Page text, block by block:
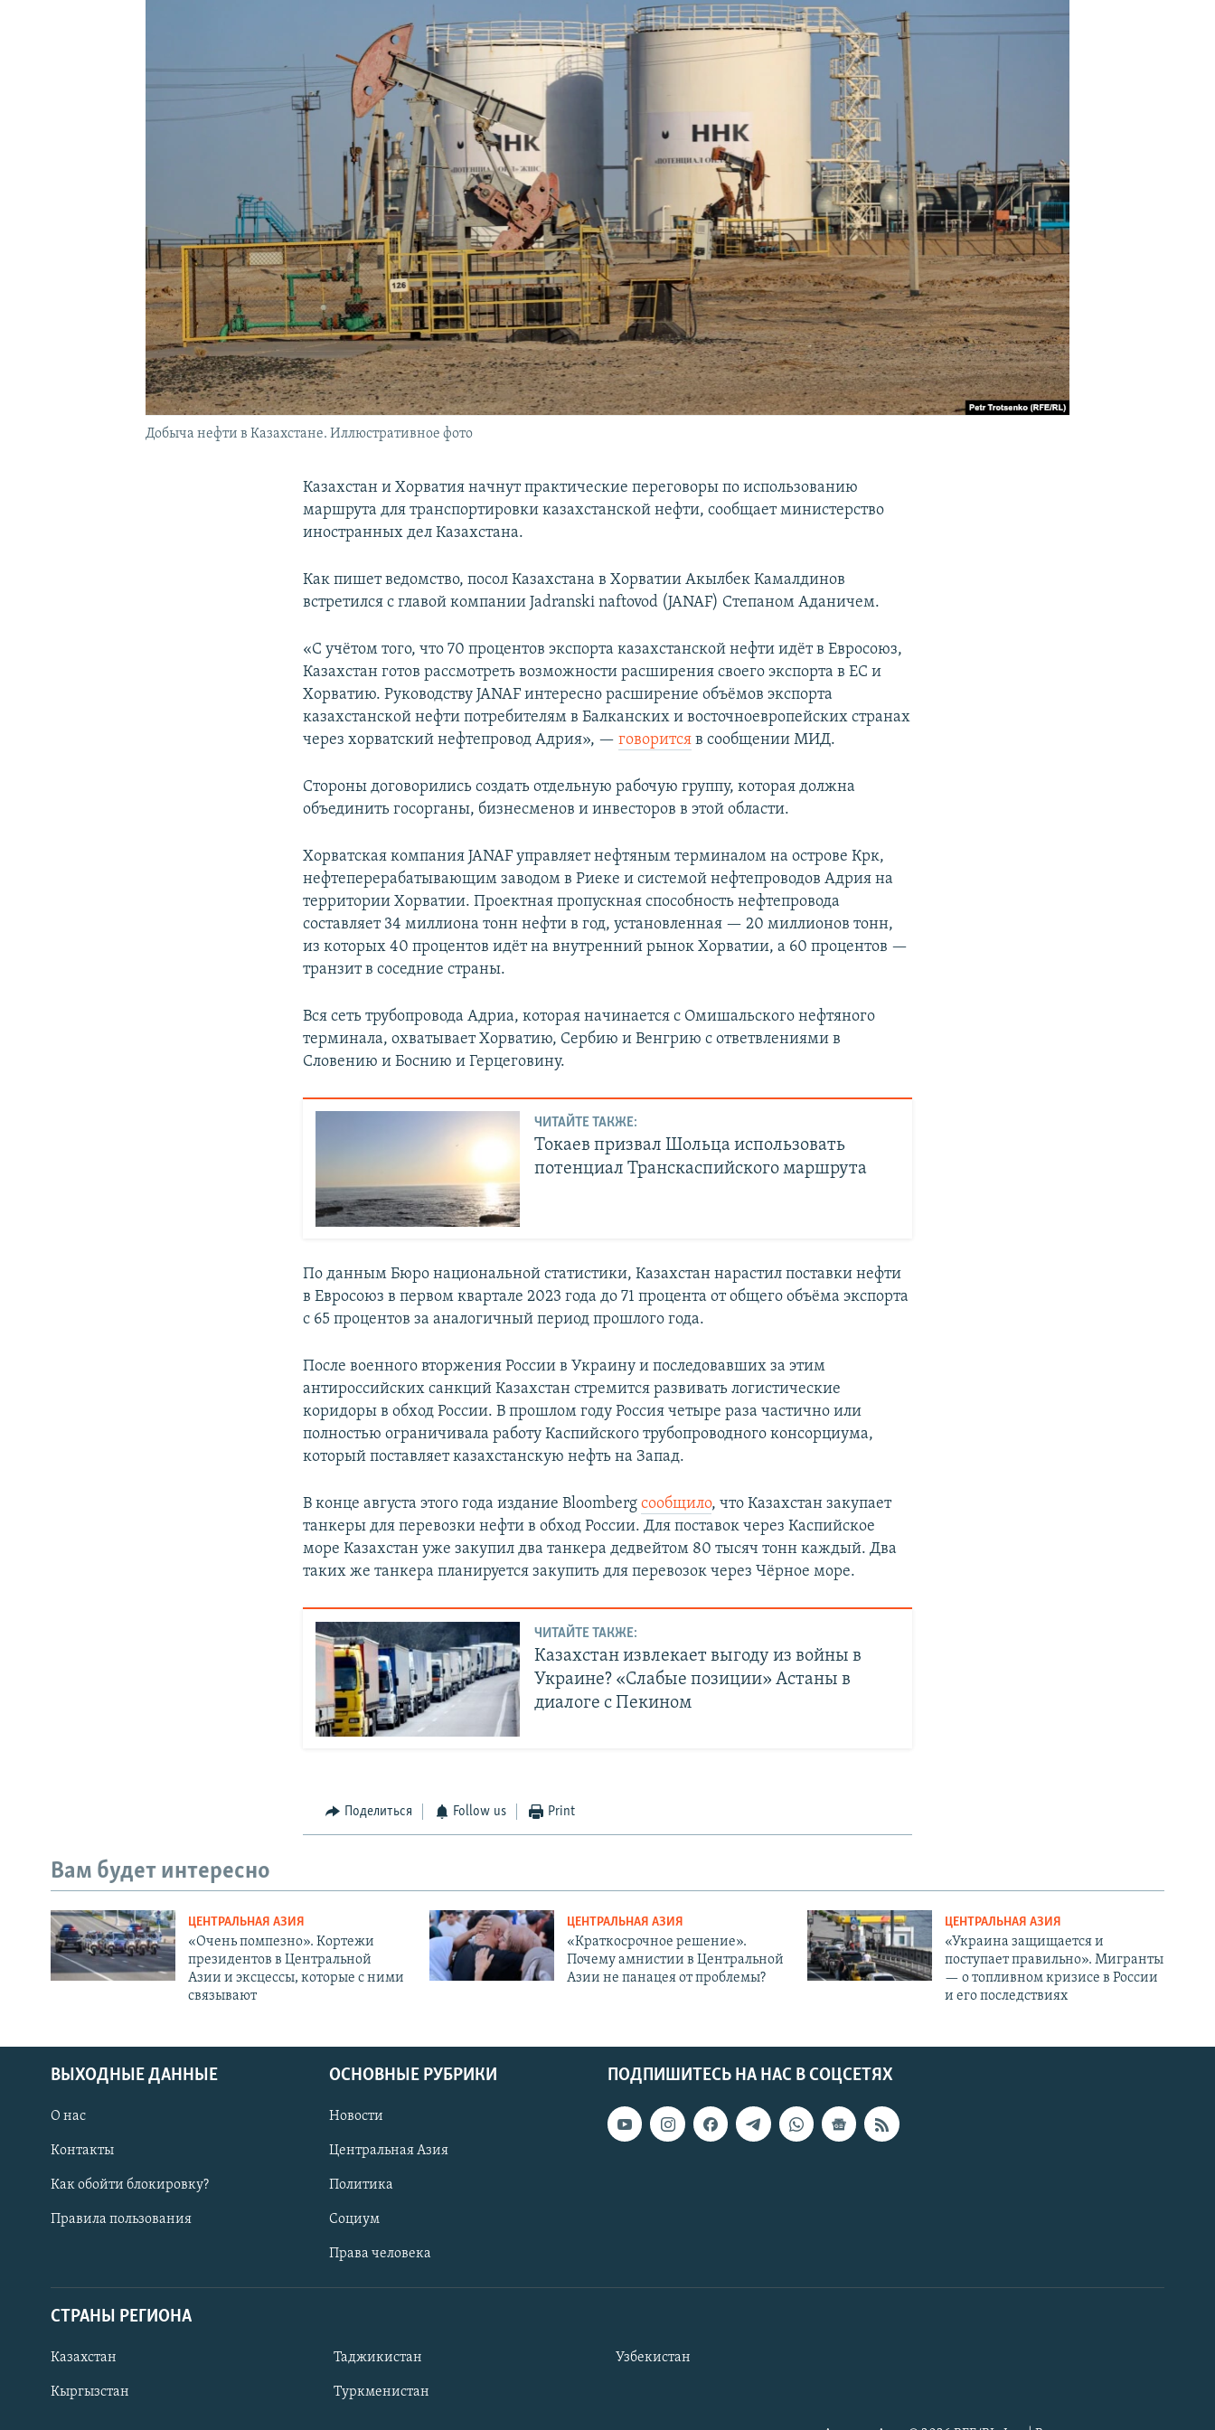
Добыча нефти в Казахстане. Иллюстративное фото
Казахстан и Хорватия начнут практические переговоры по использованию
маршрута для транспортировки казахстанской нефти, сообщает министерство
иностранных дел Казахстана.
Как пишет ведомство, посол Казахстана в Хорватии Акылбек Камалдинов
встретился с главой компании Jadranski naftovod (JANAF) Степаном Аданичем.
«С учётом того, что 70 процентов экспорта казахстанской нефти идёт в Евросоюз,
Казахстан готов рассмотреть возможности расширения своего экспорта в ЕС и
Хорватию. Руководству JANAF интересно расширение объёмов экспорта
казахстанской нефти потребителям в Балканских и восточноевропейских странах
через хорватский нефтепровод Адрия», —говорится в сообщении МИД.
Стороны договорились создать отдельную рабочую группу, которая должна
объединить госорганы, бизнесменов и инвесторов в этой области.
Хорватская компания JANAF управляет нефтяным терминалом на острове Крк,
нефтеперерабатывающим заводом в Риеке и системой нефтепроводов Адрия на
территории Хорватии. Проектная пропускная способность нефтепровода
составляет 34 миллиона тонн нефти в год, установленная — 20 миллионов тонн,
из которых 40 процентов идёт на внутренний рынок Хорватии, а 60 процентов —
транзит в соседние страны.
Вся сеть трубопровода Адриа, которая начинается с Омишальского нефтяного
терминала, охватывает Хорватию, Сербию и Венгрию с ответвлениями в
Словению и Боснию и Герцеговину.
ЧИТАЙТЕ ТАКЖЕ:
Токаев призвал Шольца использовать
потенциал Транскаспийского маршрута
По данным Бюро национальной статистики, Казахстан нарастил поставки нефти
в Евросоюз в первом квартале 2023 года до 71 процента от общего объёма экспорта
с 65 процентов за аналогичный период прошлого года.
После военного вторжения России в Украину и последовавших за этим
антироссийских санкций Казахстан стремится развивать логистические
коридоры в обход России. В прошлом году Россия четыре раза частично или
полностью ограничивала работу Каспийского трубопроводного консорциума,
который поставляет казахстанскую нефть на Запад.
В конце августа этого года издание Bloombergсообщило, что Казахстан закупает
танкеры для перевозки нефти в обход России. Для поставок через Каспийское
море Казахстан уже закупил два танкера дедвейтом 80 тысяч тонн каждый. Два
таких же танкера планируется закупить для перевозок через Чёрное море.
ЧИТАЙТЕ ТАКЖЕ:
Казахстан извлекает выгоду из войны в
Украине? «Слабые позиции» Астаны в
диалоге с Пекином
Поделиться Follow us Print
Вам будет интересно
ЦЕНТРАЛЬНАЯ АЗИЯ
«Очень помпезно». Кортежи
президентов в Центральной
Азии и эксцессы, которые с ними
связывают
ЦЕНТРАЛЬНАЯ АЗИЯ
«Краткосрочное решение».
Почему амнистии в Центральной
Азии не панацея от проблемы?
ЦЕНТРАЛЬНАЯ АЗИЯ
«Украина защищается и
поступает правильно». Мигранты
— о топливном кризисе в России
и его последствиях
ПОДПИШИТЕСЬ НА НАС В СОЦСЕТЯХ
ВЫХОДНЫЕ ДАННЫЕ
О нас
Контакты
Как обойти блокировку?
Правила пользования
ОСНОВНЫЕ РУБРИКИ
Новости
Центральная Азия
Политика
Социум
Права человека
СТРАНЫ РЕГИОНА
Казахстан
Кыргызстан
Таджикистан
Туркменистан
Узбекистан